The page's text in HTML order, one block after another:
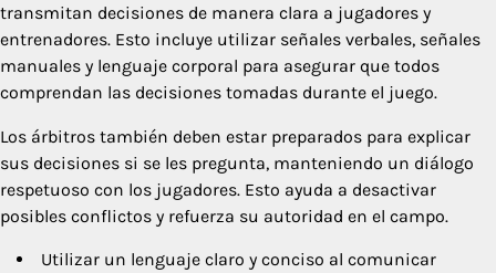
transmitan decisiones de manera clara a jugadores y
entrenadores. Esto incluye utilizar señales verbales, señales
manuales y lenguaje corporal para asegurar que todos
comprendan las decisiones tomadas durante el juego.
Los árbitros también deben estar preparados para explicar
sus decisiones si se les pregunta, manteniendo un diálogo
respetuoso con los jugadores. Esto ayuda a desactivar
posibles conflictos y refuerza su autoridad en el campo.
Utilizar un lenguaje claro y conciso al comunicar